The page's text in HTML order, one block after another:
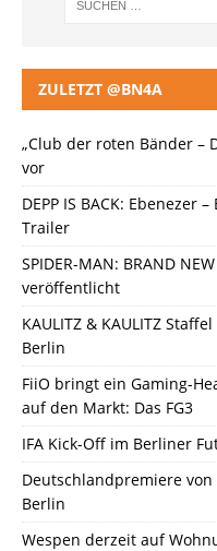
ZULETZT @BN4A
„Club der roten Bänder –
vor
DEPP IS BACK: Ebenezer
Trailer
SPIDER-MAN: BRAND
veröffentlicht
KAULITZ & KAULITZ
Berlin
FiiO bringt ein Gaming-
auf den Markt: Das FG3
IFA Kick-Off im Berliner
Deutschlandpremiere von
Berlin
Wespen derzeit auf